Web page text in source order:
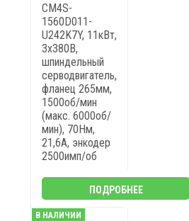
CM4S-
1560D011-
U242K7Y, 11кВт,
3х380В,
шпиндельный
серводвигатель,
фланец 265мм,
1500об/мин
(макс. 6000об/
мин), 70Нм,
21,6A, энкодер
2500имп/об
ПОДРОБНЕЕ
В НАЛИЧИИ